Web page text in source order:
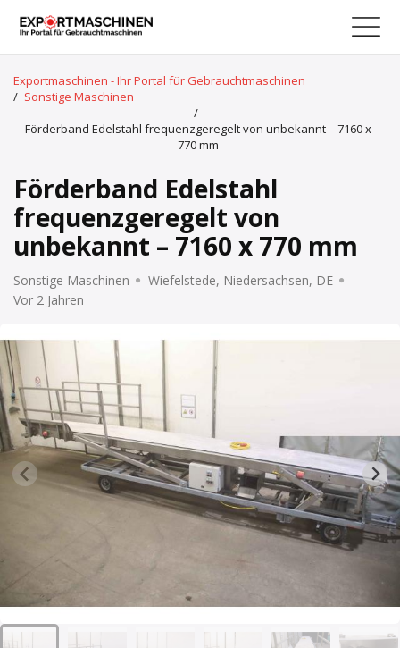
Exportmaschinen - Ihr Portal für Gebrauchtmaschinen
/ Sonstige Maschinen
/
Förderband Edelstahl frequenzgeregelt von unbekannt – 7160 x
770 mm
Förderband Edelstahl
frequenzgeregelt von
unbekannt – 7160 x 770 mm
Sonstige Maschinen
Wiefelstede, Niedersachsen, DE
Vor 2 Jahren